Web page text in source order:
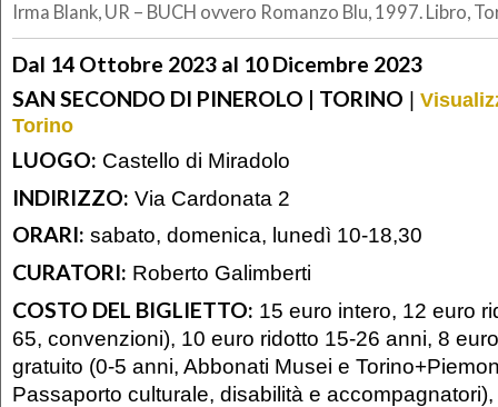
Irma Blank, UR – BUCH ovvero Romanzo Blu, 1997. Libro,
Dal 14 Ottobre 2023 al 10 Dicembre 2023
SAN SECONDO DI PINEROLO | TORINO |
Torino
LUOGO: Castello di Miradolo
INDIRIZZO: Via Cardonata 2
ORARI: sabato, domenica, lunedì 10-18,30
CURATORI: Roberto Galimberti
COSTO DEL BIGLIETTO: 15 euro intero, 12 euro
65, convenzioni), 10 euro ridotto 15-26 anni, 8
gratuito (0-5 anni, Abbonati Musei e
Passaporto culturale, disabilità e